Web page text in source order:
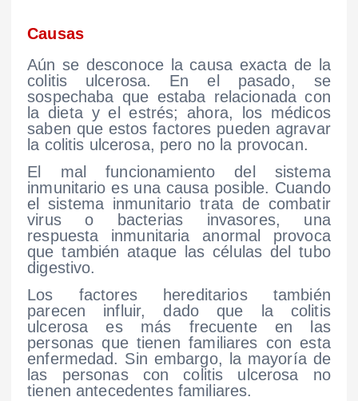
Causas
Aún se desconoce la causa exacta de la
colitis ulcerosa. En el pasado, se
sospechaba que estaba relacionada con
la dieta y el estrés; ahora, los médicos
saben que estos factores pueden agravar
la colitis ulcerosa, pero no la provocan.
El mal funcionamiento del sistema
inmunitario es una causa posible. Cuando
el sistema inmunitario trata de combatir
virus o bacterias invasores, una
respuesta inmunitaria anormal provoca
que también ataque las células del tubo
digestivo.
Los factores hereditarios también
parecen influir, dado que la colitis
ulcerosa es más frecuente en las
personas que tienen familiares con esta
enfermedad. Sin embargo, la mayoría de
las personas con colitis ulcerosa no
tienen antecedentes familiares.